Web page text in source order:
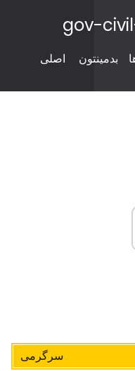
gov-
اصلی بدمینتون
سرگرمی